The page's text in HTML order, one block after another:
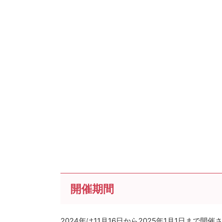
開催期間